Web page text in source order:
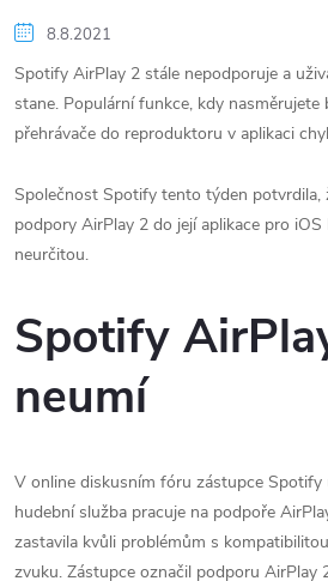
8.8.2021
Spotify AirPlay 2 stále nepodporuje a
stane. Populární funkce, kdy
přehrávače do reproduktoru v aplikaci
Společnost Spotify tento týden potvrdila,
podpory AirPlay 2 do její aplikace pro
neurčitou.
Spotify
neumí
V online diskusním fóru zástupce Spotify
hudební služba pracuje na podpoře
zastavila kvůli problémům s
zvuku. Zástupce označil podporu AirPlay